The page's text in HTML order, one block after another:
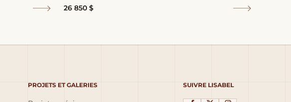
26 850 $
PROJETS ET GALERIES SUIVRE LISABEL